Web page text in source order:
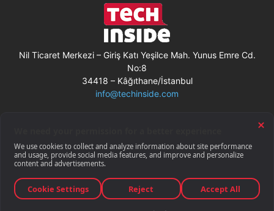
Nil Ticaret Merkezi – Giriş Katı Yeşilce Mah. Yunus Emre Cd.
No:8
34418 – Kâğıthane/İstanbul
info@techinside.com
Gizlilik Bildirimi
RSS
© Techinside.com, İnternet Medyası